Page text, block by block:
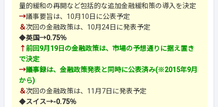
量的緩和の再開など包括的な追加金融緩和策の導入を決定
→議事要旨は、10月10日に公表予定
＆次回の金融政策は、10月24日に発表予定
◆英国→0.75％
↑前回9月19日の金融政策は、市場の予想通りに据え置き
で決定
→議事録は、金融政策発表と同時に公表済み(※2015年9月
から)
＆次回の金融政策は、11月7日に発表予定
◆スイス→-0.75％